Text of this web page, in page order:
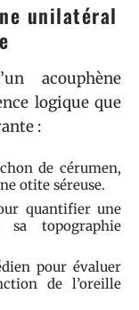
unilatéral
acouphène
logique que
:
de cérumen,
otite séreuse.
quantifier une
topographie
pour évaluer
de l’oreille